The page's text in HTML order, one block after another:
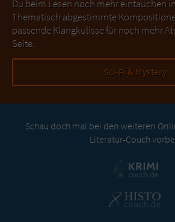
Du beim Lesen noch mehr eintauchen
Thematisch abgestimmte
passende Klangkulisse für noch mehr
Seite.
Sci-Fi & Mystery
Schau doch mal bei den weiteren
Literatur-Couch